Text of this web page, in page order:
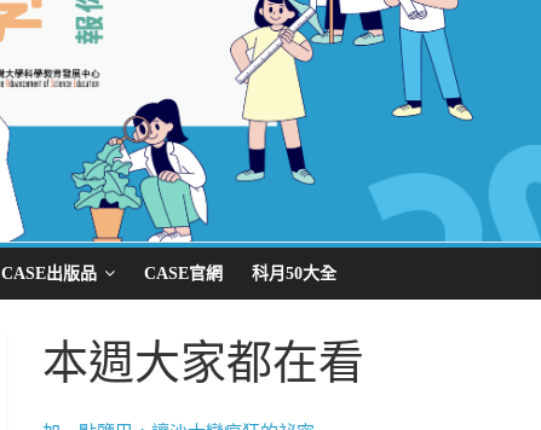
CASE出版品 CASE官網 科月50大全
本週大家都在看